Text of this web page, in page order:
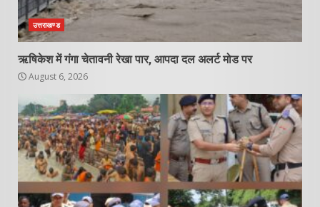
उत्तराखण्ड
ऋषिकेश में गंगा चेतावनी रेखा पार, आपदा दल अलर्ट मोड पर
August 6, 2026